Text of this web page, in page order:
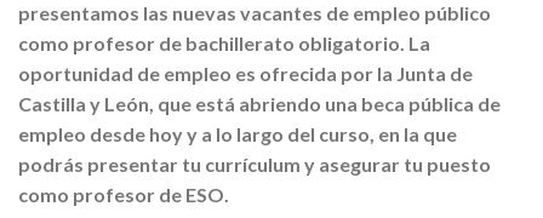
presentamos las nuevas vacantes de empleo público
como profesor de bachillerato obligatorio. La
oportunidad de empleo es ofrecida por la Junta de
Castilla y León, que está abriendo una beca pública de
empleo desde hoy y a lo largo del curso, en la que
podrás presentar tu currículum y asegurar tu puesto
como profesor de ESO.